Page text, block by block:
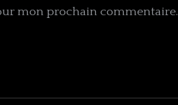
mon prochain commentaire.